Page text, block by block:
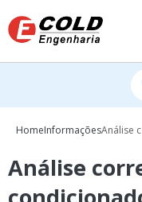
HomeInformaçõesAnálise
Análise